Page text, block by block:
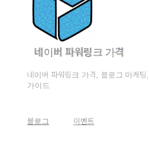
네이버 파워링크 가격
네이버 파워링크 가격, 블로그 마케
가이드
블로그 이벤트